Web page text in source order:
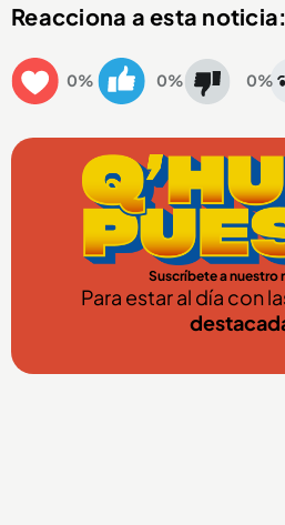
Reacciona a esta noticia:
0% 0% 0%
Suscríbete a nuestro
Para estar al día con